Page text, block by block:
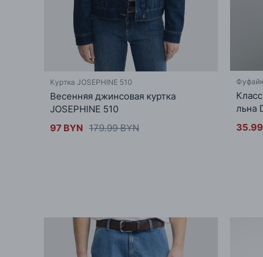
Куртка JOSEPHINE 510
Весенняя джинсовая куртка
JOSEPHINE 510
97 BYN 179.99 BYN
льна